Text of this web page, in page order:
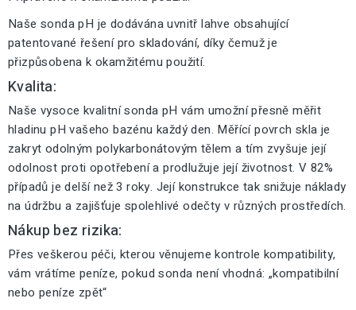
Naše sonda pH je dodávána uvnitř lahve obsahující
patentované řešení pro skladování, díky čemuž je
přizpůsobena k okamžitému použití.
Kvalita:
Naše vysoce kvalitní sonda pH vám umožní přesně měřit
hladinu pH vašeho bazénu každý den. Měřící povrch skla je
zakryt odolným polykarbonátovým tělem a tím zvyšuje její
odolnost proti opotřebení a prodlužuje její životnost. V 82%
případů je delší než 3 roky. Její konstrukce tak snižuje náklady
na údržbu a zajišťuje spolehlivé odečty v různých prostředích.
Nákup bez rizika:
Přes veškerou péči, kterou věnujeme kontrole kompatibility,
vám vrátíme peníze, pokud sonda není vhodná: „kompatibilní
nebo peníze zpět“